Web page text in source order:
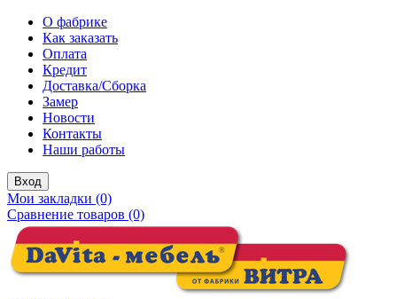
О фабрике
Как заказать
Оплата
Кредит
Доставка/Сборка
Замер
Новости
Контакты
Наши работы
Вход
Мои закладки (0)
Сравнение товаров (0)